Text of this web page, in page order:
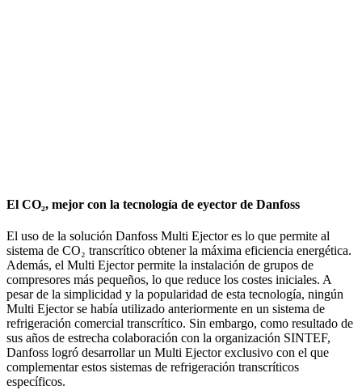
El CO₂, mejor con la tecnología de eyector de Danfoss
El uso de la solución Danfoss Multi Ejector es lo que permite al
sistema de CO₂ transcrítico obtener la máxima eficiencia energética.
Además, el Multi Ejector permite la instalación de grupos de
compresores más pequeños, lo que reduce los costes iniciales. A
pesar de la simplicidad y la popularidad de esta tecnología, ningún
Multi Ejector se había utilizado anteriormente en un sistema de
refrigeración comercial transcrítico. Sin embargo, como resultado de
sus años de estrecha colaboración con la organización SINTEF,
Danfoss logró desarrollar un Multi Ejector exclusivo con el que
complementar estos sistemas de refrigeración transcríticos
específicos.